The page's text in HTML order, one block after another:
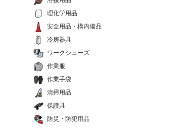
理化学用品
安全用品・構内備品
冷房器具
ワークシューズ
作業服
作業手袋
清掃用品
保護具
防災・防犯用品